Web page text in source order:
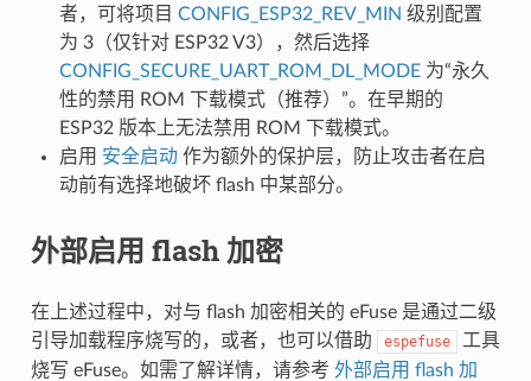
者，可将项目 CONFIG_ESP32_REV_MIN 级别配置
为 3（仅针对 ESP32 V3），然后选择
CONFIG_SECURE_UART_ROM_DL_MODE为“永久
性的禁用 ROM 下载模式（推荐）”。在早期的
ESP32 版本上无法禁用 ROM 下载模式。
启用 安全启动作为额外的保护层，防止攻击者在启
动前有选择地破坏 flash 中某部分。
外部启用 flash 加密
在上述过程中，对与 flash 加密相关的 eFuse 是通过二级
引导加载程序烧写的，或者，也可以借助
espefuse
工具
烧写 eFuse。如需了解详情，请参考 外部启用 flash 加